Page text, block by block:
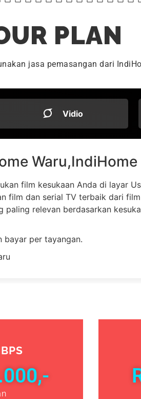
PLAN
jasa pemasangan dari
Vidio
film kesukaan Anda di layar
film dan serial TV terbaik dari
relevan berdasarkan
bayar per tayangan.